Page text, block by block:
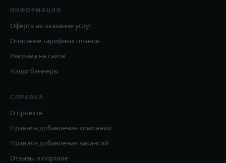
ИНФОРМАЦИЯ
Оферта на оказание услуг
Описание тарифных планов
Реклама на сайте
Наши баннеры
СПРАВКА
О проекте
Правила добавления компаний
Правила добавления вакансий
Отзывы о портале